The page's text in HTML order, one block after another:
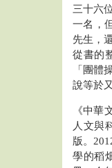
三十六
一名，
先生，
從書的
「團體
說等於
《中華
人文與
版。
學的稻